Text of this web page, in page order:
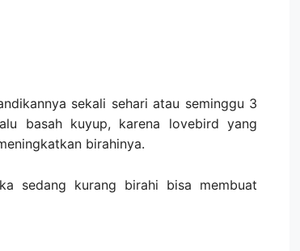
sekali sehari atau seminggu 3
basah kuyup, karena lovebird yang
birahinya.
sedang kurang birahi bisa membuat